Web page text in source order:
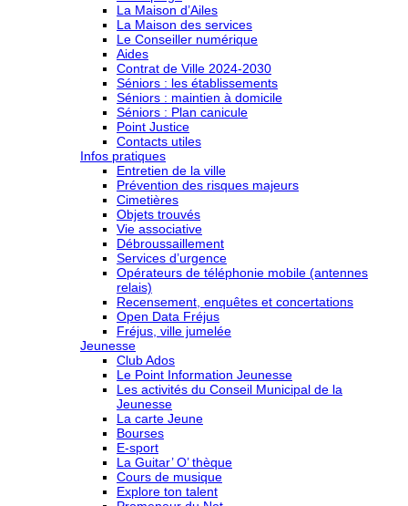
La Maison d’Ailes
La Maison des services
Le Conseiller numérique
Aides
Contrat de Ville 2024-2030
Séniors : les établissements
Séniors : maintien à domicile
Séniors : Plan canicule
Point Justice
Contacts utiles
Infos pratiques
Entretien de la ville
Prévention des risques majeurs
Cimetières
Objets trouvés
Vie associative
Débroussaillement
Services d’urgence
Opérateurs de téléphonie mobile (antennes
relais)
Recensement, enquêtes et concertations
Open Data Fréjus
Fréjus, ville jumelée
Jeunesse
Club Ados
Le Point Information Jeunesse
Les activités du Conseil Municipal de la
Jeunesse
La carte Jeune
Bourses
E-sport
La Guitar’ O’ thèque
Cours de musique
Explore ton talent